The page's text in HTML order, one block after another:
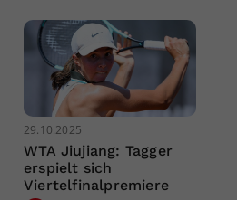
29.10.2025
WTA Jiujiang: Tagger
erspielt sich
Viertelfinalpremiere